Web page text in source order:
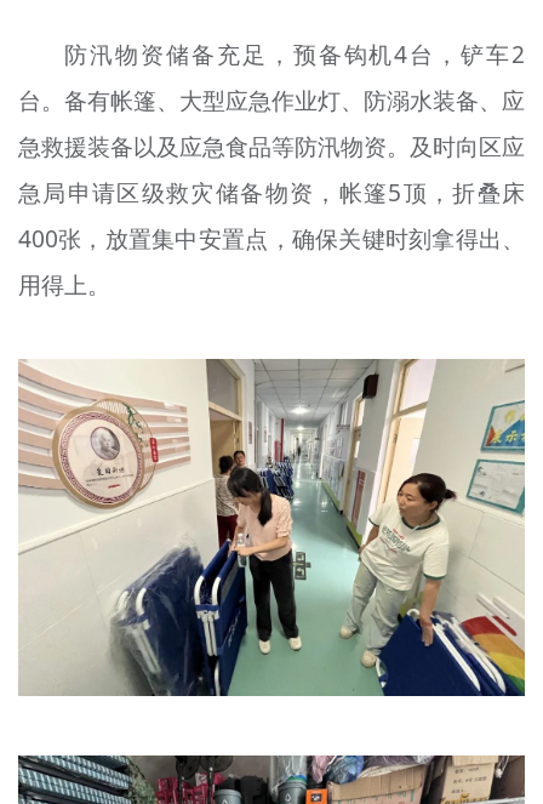
防汛物资储备充足，预备钩机4台，铲车2
台。备有帐篷、大型应急作业灯、防溺水装备、应
急救援装备以及应急食品等防汛物资。及时向区应
急局申请区级救灾储备物资，帐篷5顶，折叠床
400张，放置集中安置点，确保关键时刻拿得出、
用得上。